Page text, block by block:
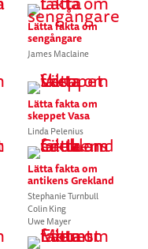
Lätta fakta om
sengångare
James Maclaine
Lätta fakta om
skeppet Vasa
Linda Pelenius
Lätta fakta om
antikens Grekland
Stephanie Turnbull
Colin King
Uwe Mayer